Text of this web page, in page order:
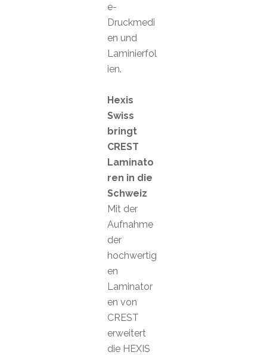
e-
Druckmedi
en und
Laminierfol
ien.
Hexis
Swiss
bringt
CREST
Laminato
ren in die
Schweiz
Mit der
Aufnahme
der
hochwertig
en
Laminator
en von
CREST
erweitert
die HEXIS